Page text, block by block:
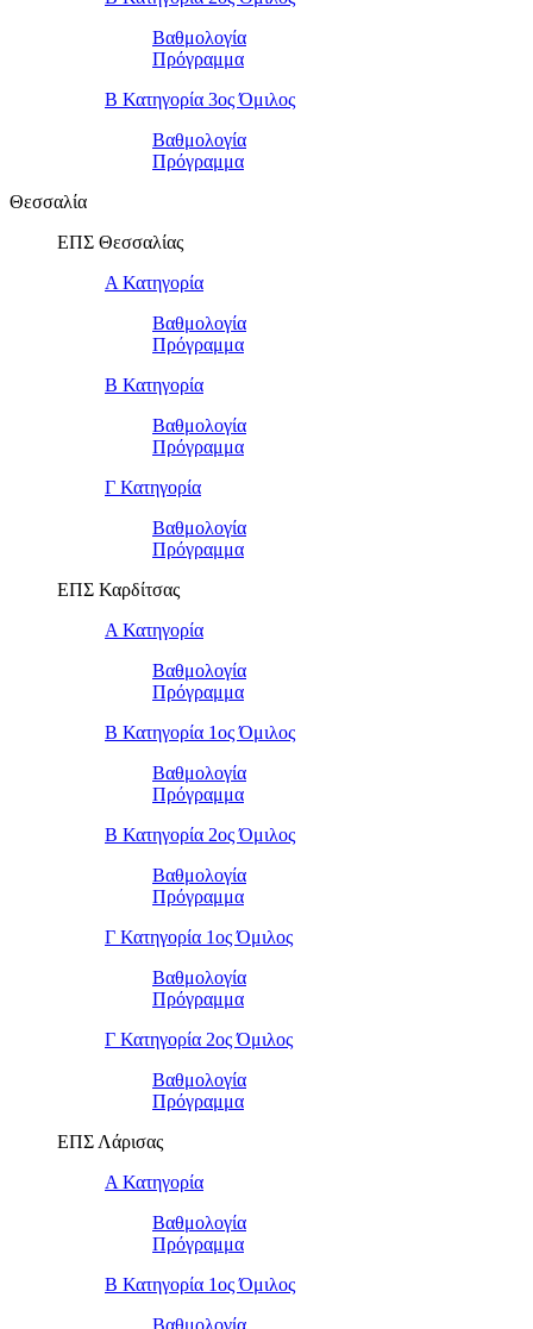
Βαθμολογία
Πρόγραμμα
Β Κατηγορία 3ος Όμιλος
Βαθμολογία
Πρόγραμμα
Θεσσαλία
ΕΠΣ Θεσσαλίας
Α Κατηγορία
Βαθμολογία
Πρόγραμμα
Β Κατηγορία
Βαθμολογία
Πρόγραμμα
Γ Κατηγορία
Βαθμολογία
Πρόγραμμα
ΕΠΣ Καρδίτσας
Α Κατηγορία
Βαθμολογία
Πρόγραμμα
Β Κατηγορία 1ος Όμιλος
Βαθμολογία
Πρόγραμμα
Β Κατηγορία 2ος Όμιλος
Βαθμολογία
Πρόγραμμα
Γ Κατηγορία 1ος Όμιλος
Βαθμολογία
Πρόγραμμα
Γ Κατηγορία 2ος Όμιλος
Βαθμολογία
Πρόγραμμα
ΕΠΣ Λάρισας
Α Κατηγορία
Βαθμολογία
Πρόγραμμα
Β Κατηγορία 1ος Όμιλος
Βαθμολογία